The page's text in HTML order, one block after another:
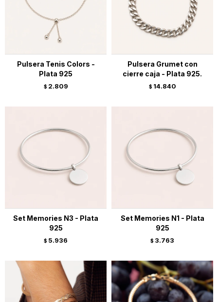
Pulsera Tenis Colors -
Plata 925
$ 2.809
Pulsera Grumet con
cierre caja - Plata 925.
$ 14.840
Set Memories N3 - Plata
925
$ 5.936
Set Memories N1 - Plata
925
$ 3.763